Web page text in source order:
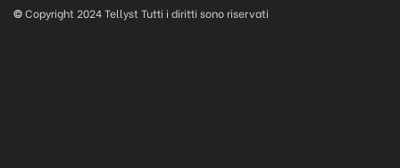
©Copyright 2024 Tellyst Tutti i diritti sono riservati